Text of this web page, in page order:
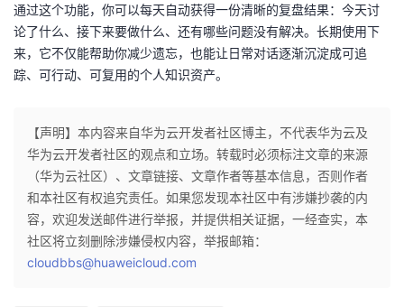
通过这个功能，你可以每天自动获得一份清晰的复盘结果：今天讨
论了什么、接下来要做什么、还有哪些问题没有解决。长期使用下
来，它不仅能帮助你减少遗忘，也能让日常对话逐渐沉淀成可追
踪、可行动、可复用的个人知识资产。
【声明】本内容来自华为云开发者社区博主，不代表华为云及
华为云开发者社区的观点和立场。转载时必须标注文章的来源
（华为云社区）、文章链接、文章作者等基本信息，否则作者
和本社区有权追究责任。如果您发现本社区中有涉嫌抄袭的内
容，欢迎发送邮件进行举报，并提供相关证据，一经查实，本
社区将立刻删除涉嫌侵权内容，举报邮箱：
cloudbbs@huaweicloud.com